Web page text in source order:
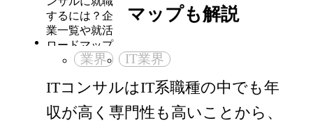
マップも解説
業界 IT業界
ITコンサルはIT系職種の中でも年
収が高く専門性も高いことから、